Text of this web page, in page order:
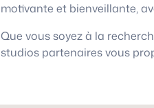
motivante et bienveillante,
Que vous soyez à la
studios partenaires vous